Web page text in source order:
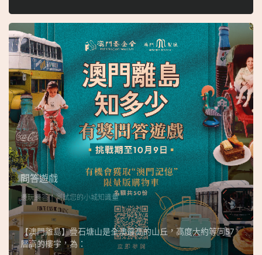
問答遊戲
邊玩邊答，測試您的小城知識量
【澳門離島】疊石塘山是全澳最高的山丘，高度大約等同57
層高的樓宇，為：